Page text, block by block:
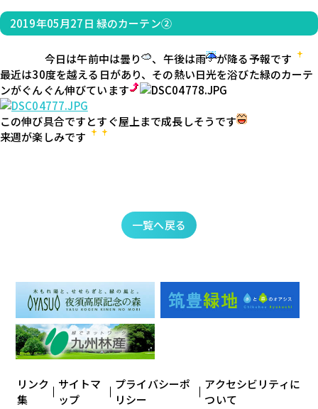
2019年05月27日 緑のカーテン②
                    今日は午前中は曇り
、午後は雨
が降る予報です
最近は30度を越える日があり、その熱い日光を浴びた緑のカーテ
ンがぐんぐん伸びています
この伸び具合ですとすぐ屋上まで成長しそうです
来週が楽しみです
一覧へ戻る
リンク
集
サイトマ
ップ
プライバシーポ
リシー
アクセシビリティに
ついて